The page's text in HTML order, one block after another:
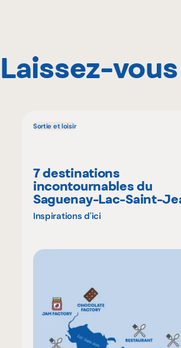
Laissez-
Sortie et loisir
7 destinations
incontournables du
Saguenay-Lac-Saint-
Inspirations d'ici